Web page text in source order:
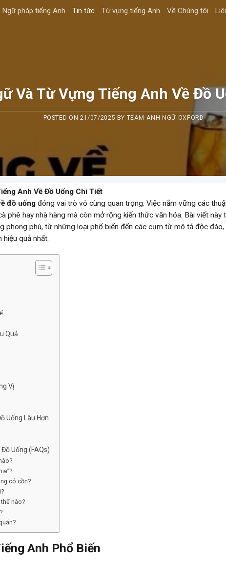
Ngữ pháp tiếng Anh Tin tức Từ vựng tiếng Anh Về Chúng tôi
Và Từ Vựng Tiếng Anh Về Đồ
POSTED ON 21/07/2025 BY TEAM ANH NGỮ OXFORD
Anh Về Đồ Uống Chi Tiết
đồ uống đóng vai trò vô cùng quan trọng. Việc nắm vững các
phê hay nhà hàng mà còn mở rộng kiến thức văn hóa. Bài viết này
phong phú, từ những loại phổ biến đến các cụm từ mô tả độc đáo,
quả nhất.
Quả
Vị
Uống Lâu Hơn
Uống (FAQs)
có cồn?
nào?
Anh Phổ Biến